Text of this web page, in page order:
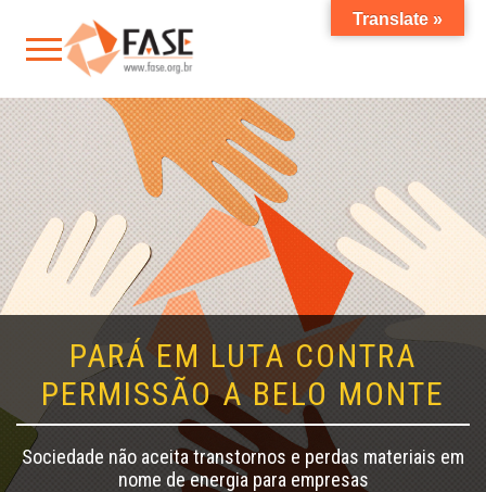
PARÁ EM LUTA CONTRA
PERMISSÃO A BELO MONTE
Sociedade não aceita transtornos e perdas materiais em
nome de energia para empresas
Translate »